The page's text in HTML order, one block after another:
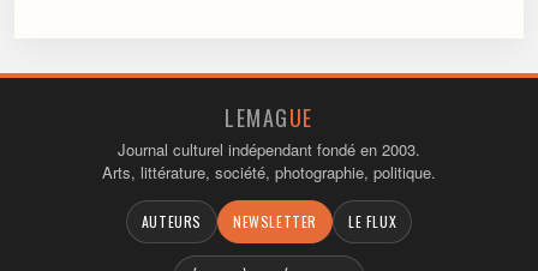
LEMAGUE
Journal culturel indépendant fondé en 2003.
Arts, littérature, société, photographie, politique.
AUTEURS NEWSLETTER LE FLUX